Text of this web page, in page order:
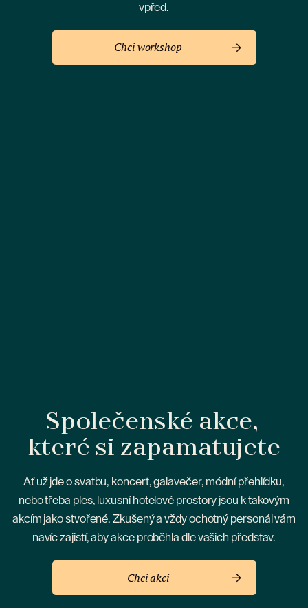
vpřed.
Chci workshop
Společenské akce,
které si zapamatujete
Ať už jde o svatbu, koncert, galavečer, módní přehlídku,
nebo třeba ples, luxusní hotelové prostory jsou k takovým
akcím jako stvořené. Zkušený a vždy ochotný personál vám
navíc zajistí, aby akce proběhla dle vašich představ.
Chci akci